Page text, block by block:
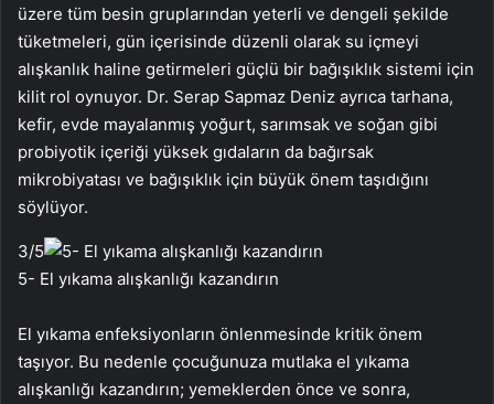
üzere tüm besin gruplarından yeterli ve dengeli şekilde
tüketmeleri, gün içerisinde düzenli olarak su içmeyi
alışkanlık haline getirmeleri güçlü bir bağışıklık sistemi için
kilit rol oynuyor. Dr. Serap Sapmaz Deniz ayrıca tarhana,
kefir, evde mayalanmış yoğurt, sarımsak ve soğan gibi
probiyotik içeriği yüksek gıdaların da bağırsak
mikrobiyatası ve bağışıklık için büyük önem taşıdığını
söylüyor.
3/5
5- El yıkama alışkanlığı kazandırın
El yıkama enfeksiyonların önlenmesinde kritik önem
taşıyor. Bu nedenle çocuğunuza mutlaka el yıkama
alışkanlığı kazandırın; yemeklerden önce ve sonra,